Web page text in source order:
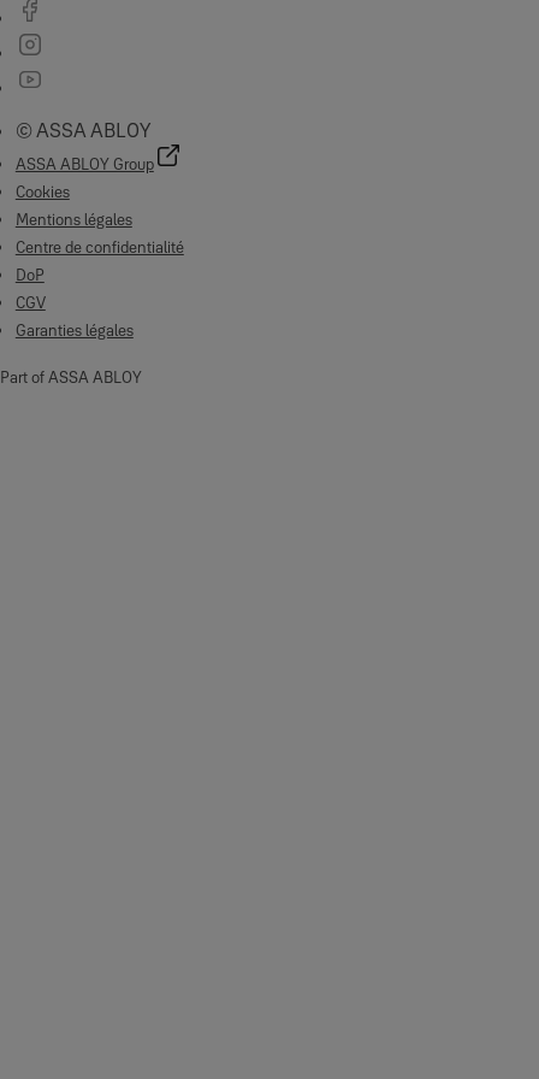
© ASSA ABLOY
ASSA ABLOY Group
Cookies
Mentions légales
Centre de confidentialité
DoP
CGV
Garanties légales
Part of ASSA ABLOY